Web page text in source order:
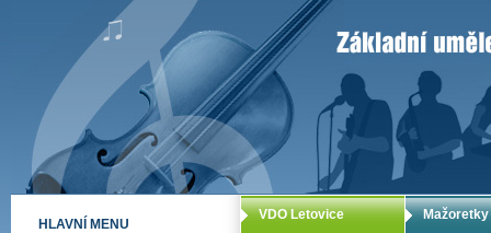
ZUŠ Letovice
VDO Letovice Mažoretky
HLAVNÍ MENU